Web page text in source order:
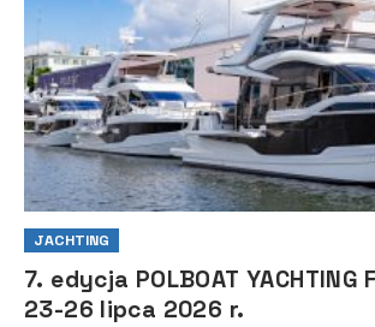
JACHTING
7. edycja POLBOAT YACHTING
23-26 lipca 2026 r.